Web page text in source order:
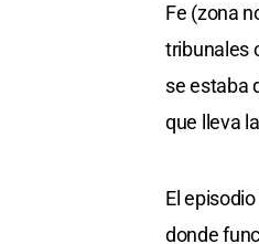
Fe (zona
tribunales
se estaba
que lleva
El
donde